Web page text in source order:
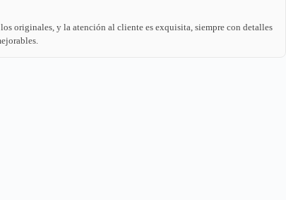
originales, y la atención al cliente es exquisita, siempre con detalles